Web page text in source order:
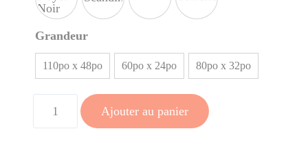
Grandeur
110po x 48po 60po x 24po 80po x 32po
Ajouter au panier